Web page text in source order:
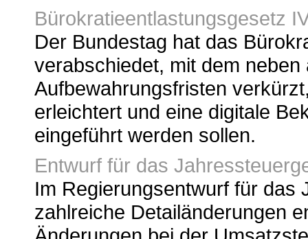
Bürokratieentlastungsgesetz
Der Bundestag hat das
verabschiedet, mit dem
Aufbewahrungsfristen
erleichtert und eine digitale
eingeführt werden sollen.
Entwurf für das
Im Regierungsentwurf für das
zahlreiche Detailänderungen